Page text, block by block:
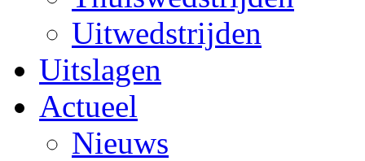
Uitwedstrijden
Uitslagen
Actueel
Nieuws